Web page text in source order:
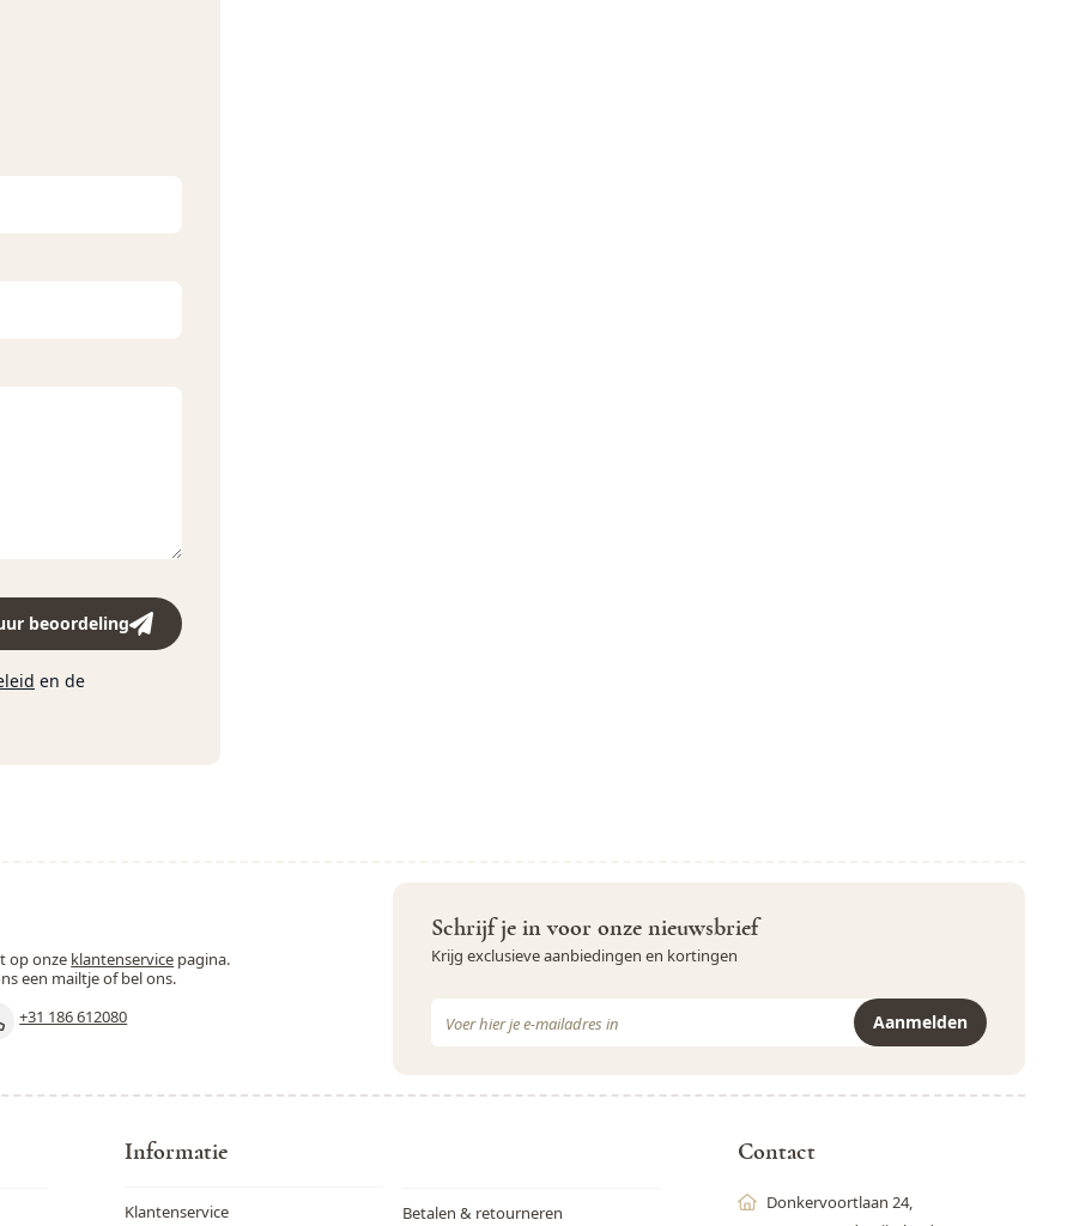
rijping van de
liter en vervolgens 12
beoordeling
en de
op onze klantenservice pagina.
een mailtje of bel ons.
+31 186 612080
Schrijf je in voor onze nieuwsbrief
Krijg exclusieve aanbiedingen en kortingen
Aanmelden
Informatie
Klantenservice Betalen & retourneren
Contact
Donkervoortlaan 24,